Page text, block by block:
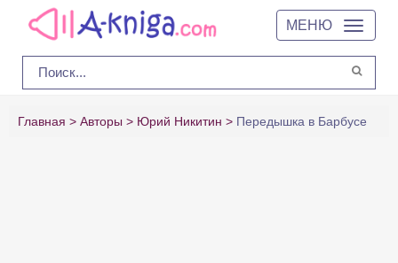
МЕНЮ
Главная Авторы Юрий Никитин Передышка в Барбусе